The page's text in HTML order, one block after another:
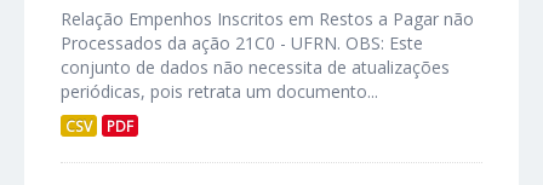
Relação Empenhos Inscritos em Restos a Pagar não
Processados da ação 21C0 - UFRN. OBS: Este
conjunto de dados não necessita de atualizações
periódicas, pois retrata um documento...
CSV PDF